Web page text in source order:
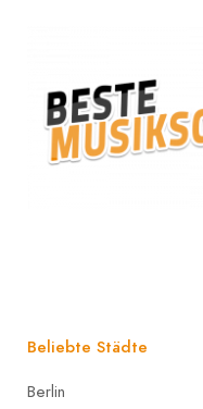
Beliebte Städte
Berlin